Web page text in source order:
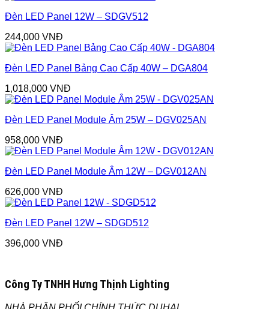
Đèn LED Panel 12W – SDGV512
244,000 VNĐ
Đèn LED Panel Bảng Cao Cấp 40W – DGA804
1,018,000 VNĐ
Đèn LED Panel Module Âm 25W – DGV025AN
958,000 VNĐ
Đèn LED Panel Module Âm 12W – DGV012AN
626,000 VNĐ
Đèn LED Panel 12W – SDGD512
396,000 VNĐ
Công Ty TNHH Hưng Thịnh Lighting